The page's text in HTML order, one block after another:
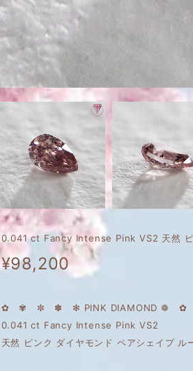
0.041 ct Fancy Intense Pink VS2 天然 ピ
¥98,200
✿ ✾ ✼ ✽ ✻ PINK DIAMOND
0.041 ct Fancy Intense Pink VS2
天然 ピンク ダイヤモンド ペアシェイプ ル